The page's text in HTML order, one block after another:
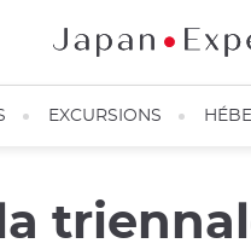
EXCURSIONS